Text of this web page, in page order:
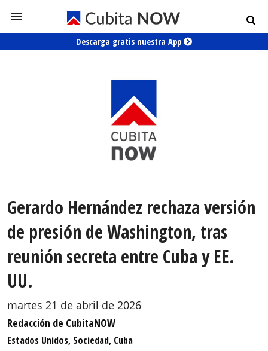
Descarga gratis nuestra App
Gerardo Hernández rechaza versión
de presión de Washington, tras
reunión secreta entre Cuba y EE.
UU.
martes 21 de abril de 2026
Redacción de CubitaNOW
Estados Unidos, Sociedad, Cuba